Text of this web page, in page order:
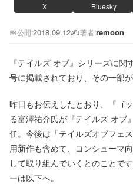
X Bluesky
📅公開:2018.09.12✍️著者:remoon
『テイルズ オブ』シリーズに
号に掲載されており、その一部
昨日もお伝えしたとおり、『ゴ
る富澤祐介氏が『テイルズ オブ
任。今後は「テイルズオブフェ
用新作も含めて、コンシューマ
して取り組んでいくとのことで
ーは以下へ。